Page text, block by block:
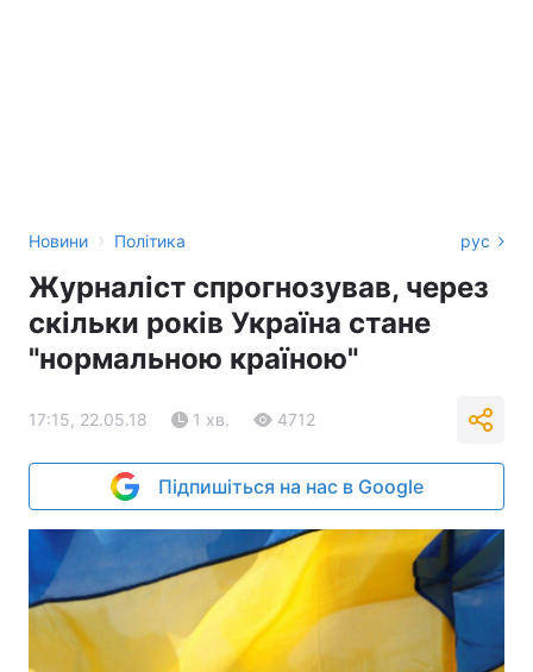
Новини › Політика рус
Журналіст спрогнозував, через
скільки років Україна стане
"нормальною країною"
17:15, 22.05.18 1 хв. 4712
Підпишіться на нас в Google